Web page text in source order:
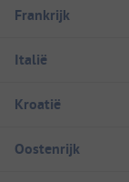
Frankrijk
Italië
Kroatië
Oostenrijk